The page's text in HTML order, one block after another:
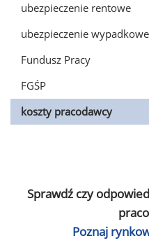
ubezpieczenie rentowe
ubezpieczenie wypadkowe
Fundusz Pracy
FGŚP
koszty pracodawcy
Sprawdź czy
Poznaj